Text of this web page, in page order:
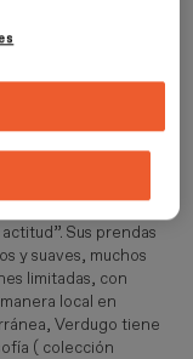
para meditar, si no
relajados, o
Sus prendas
y suaves, muchos
limitadas, con
local en
Verdugo tiene
( colección